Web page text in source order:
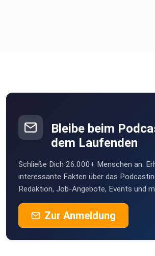
Bleibe beim
dem Laufenden
Schließe Dich 26.000+ Menschen an.
interessante Fakten über das
Redaktion, Job-Angebote, Events und
Zur Anmeldung